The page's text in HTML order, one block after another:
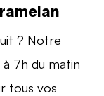
? Notre
7h du matin
tous vos